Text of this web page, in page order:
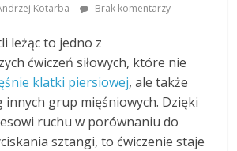
Kotarba Brak komentarzy
leżąc to jedno z
ćwiczeń siłowych, które nie
klatki piersiowej, ale także
innych grup mięśniowych. Dzięki
ruchu w porównaniu do
sztangi, to ćwiczenie staje